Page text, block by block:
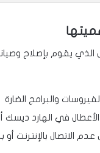
يقوم بإصلاح
والبرامج الضارة
في الهارد ديسك
الاتصال بالإنترنت أو